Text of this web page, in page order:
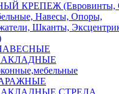
КРЕПЕЖ (Евровинты,
Навесы, Опоры,
Шканты,
СТРЕЛА